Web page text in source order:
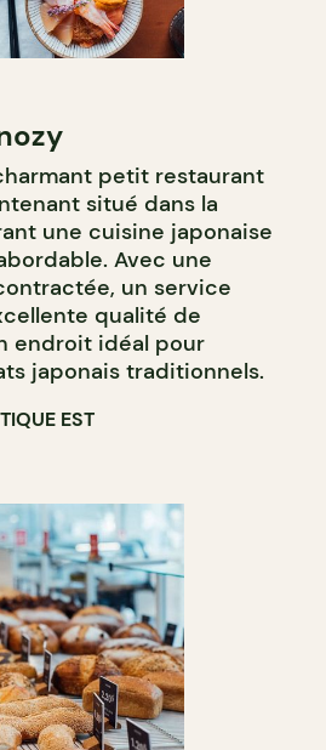
petit restaurant
situé dans la
une cuisine japonaise
Avec une
un service
qualité de
endroit idéal pour
japonais traditionnels.
EST